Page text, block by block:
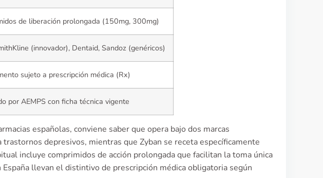
de liberación prolongada (150mg, 300mg)
(innovador), Dentaid, Sandoz (genéricos)
sujeto a prescripción médica (Rx)
por AEMPS con ficha técnica vigente
españolas, conviene saber que opera bajo dos marcas
depresivos, mientras que Zyban se receta específicamente
incluye comprimidos de acción prolongada que facilitan la toma única
llevan el distintivo de prescripción médica obligatoria según